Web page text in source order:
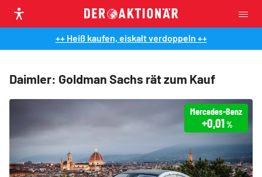
++ Heiß kaufen, eiskalt verdoppeln ++
Daimler: Goldman Sachs rät zum Kauf
Mercedes-Benz
+0,01%